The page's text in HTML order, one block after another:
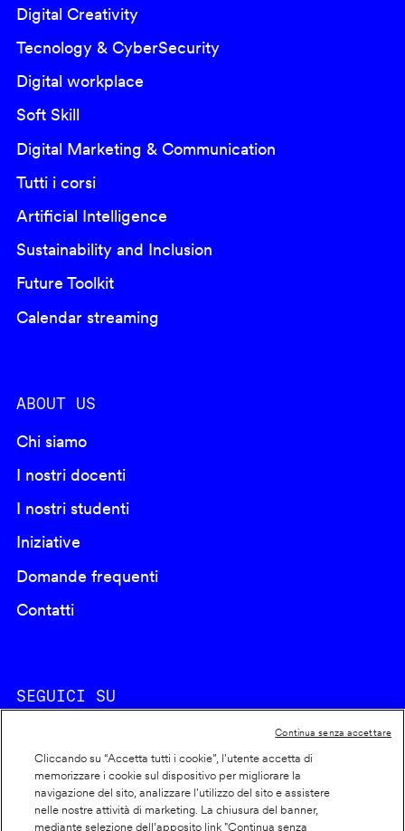
Digital Creativity
Tecnology & CyberSecurity
Digital workplace
Soft Skill
Digital Marketing & Communication
Tutti i corsi
Artificial Intelligence
Sustainability and Inclusion
Future Toolkit
Calendar streaming
ABOUT US
Chi siamo
I nostri docenti
I nostri studenti
Iniziative
Domande frequenti
Contatti
SEGUICI SU
Cookie policy
Cliccando su “Accetta tutti i cookie”, l'utente accetta di
memorizzare i cookie sul dispositivo per migliorare la
navigazione del sito, analizzare l'utilizzo del sito e assistere
nelle nostre attività di marketing. La chiusura del banner,
mediante selezione dell’apposito link "Continua senza
Continua senza accettare